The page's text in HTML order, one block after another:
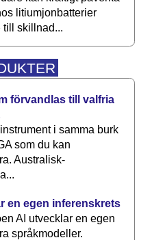
litiumjonbatterier
till skillnad...
förvandlas till valfria
i samma burk
som du kan
Australisk-
en egen inferenskrets
AI utvecklar en egen
språkmodeller.